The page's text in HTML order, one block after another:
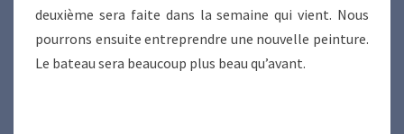
deuxième sera faite dans la semaine qui vient. Nous
pourrons ensuite entreprendre une nouvelle peinture.
Le bateau sera beaucoup plus beau qu’avant.